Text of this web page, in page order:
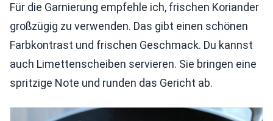
Für die Garnierung empfehle ich, frischen Koriander
großzügig zu verwenden. Das gibt einen schönen
Farbkontrast und frischen Geschmack. Du kannst
auch Limettenscheiben servieren. Sie bringen eine
spritzige Note und runden das Gericht ab.